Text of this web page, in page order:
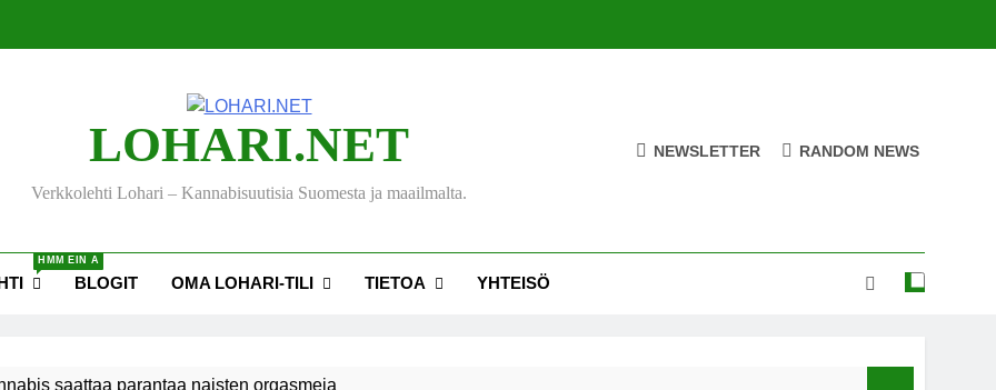
LOHARI.NET
Verkkolehti Lohari – Kannabisuutisia Suomesta ja maailmalta.
NEWSLETTER RANDOM NEWS
HMM EIN A
BLOGIT OMA LOHARI-TILI TIETOA YHTEISÖ
saattaa parantaa naisten orgasmeja